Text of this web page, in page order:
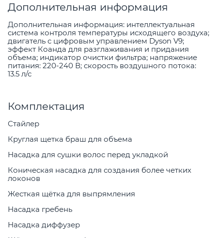
Дополнительная информация
Дополнительная информация: интеллектуальная
система контроля температуры исходящего воздуха;
двигатель с цифровым управлением Dyson V9;
эффект Коанда для разглаживания и придания
объема; индикатор очистки фильтра; напряжение
питания: 220-240 В; скорость воздушного потока:
13.5 л/с
Комплектация
Стайлер
Круглая щетка браш для объема
Насадка для сушки волос перед укладкой
Коническая насадка для создания более четких
локонов
Жесткая щётка для выпрямления
Насадка гребень
Насадка диффузер